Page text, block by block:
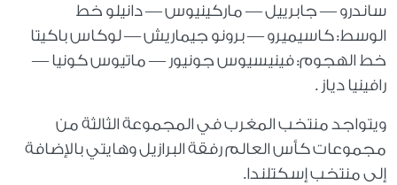
ساندرو — جابرييل — ماركينيوس — دانيلو خط
الوسط: كاسيميرو — برونو جيماريش — لوكاس باكيتا
خط الهجوم: فينيسيوس جونيور — ماتيوس كونيا —
رافينيا دياز .
ويتواجد منتخب المغرب في المجموعة الثالثة من
مجموعات كأس العالم رفقة البرازيل وهايتي بالإضافة
إلى منتخب إسكتلندا.